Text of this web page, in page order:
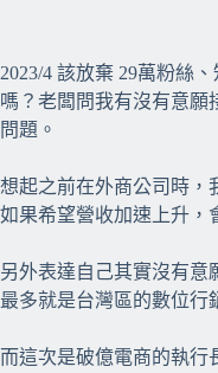
2023/4 該放棄 29萬粉絲
嗎？老闆問我有沒有意願
問題。
想起之前在外商公司時，
如果希望營收加速上升，
另外表達自己其實沒有意
最多就是台灣區的數位
而這次是破億電商的執行